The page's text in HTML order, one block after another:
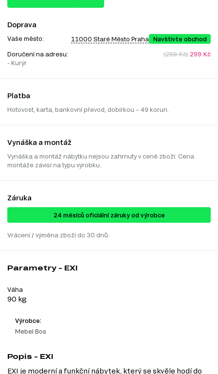
Doprava
Vaše město: 11000 Staré Město Praha Navštivte obchod
Doručení na adresu:
- Kurýr
(299 Kč) 299 Kč
Platba
Hotovost, karta, bankovní převod, dobírkou – 49 korun.
Vynáška a montáž
Vynáška a montáž nábytku nejsou zahrnuty v ceně zboží. Cena
montáže závisí na typu výrobku.
Záruka
24 ​​​​měsíců oficiální záruky od výrobce
Vrácení / výměna zboží do 30 dnů
Parametry - EXI
Váha
90 kg
Výrobce:
Mebel Bos
Popis - EXI
EXI je moderní a funkční nábytek, který se skvěle hodí do